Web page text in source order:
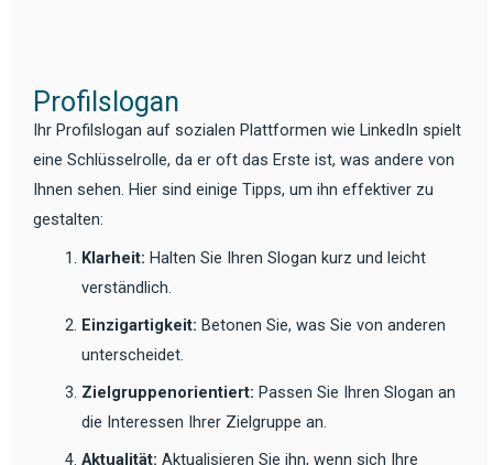
Profilslogan
Ihr Profilslogan auf sozialen Plattformen wie LinkedIn spielt
eine Schlüsselrolle, da er oft das Erste ist, was andere von
Ihnen sehen. Hier sind einige Tipps, um ihn effektiver zu
gestalten:
Klarheit: Halten Sie Ihren Slogan kurz und leicht
verständlich.
Einzigartigkeit: Betonen Sie, was Sie von anderen
unterscheidet.
Zielgruppenorientiert: Passen Sie Ihren Slogan an
die Interessen Ihrer Zielgruppe an.
Aktualität: Aktualisieren Sie ihn, wenn sich Ihre